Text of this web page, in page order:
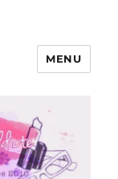
addicte
MENU